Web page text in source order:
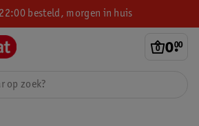
besteld, morgen in huis
0.
00